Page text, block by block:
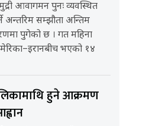
आवागमन पुनः व्यवस्थित
अन्तरिम सम्झौता अन्तिम
पुगेको छ । गत महिना
भएको १४
हुने आक्रमण